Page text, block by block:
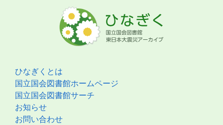
ひなぎくとは
国立国会図書館ホームページ
国立国会図書館サーチ
お知らせ
お問い合わせ